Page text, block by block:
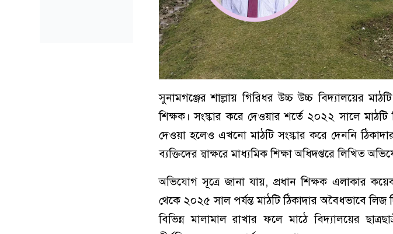
সুনামগঞ্জের শাল্লায় গিরিধর উচ্চ উচ্চ বিদ্যালয়ের
শিক্ষক। সংস্কার করে দেওয়ার শর্তে ২০২২ সালে মাঠটি
দেওয়া হলেও এখনো মাঠটি সংস্কার করে দেননি
ব্যক্তিদের স্বাক্ষরে মাধ্যমিক শিক্ষা অধিদপ্তরে লিখিত
অভিযোগ সূত্রে জানা যায়, প্রধান শিক্ষক এলাকার
থেকে ২০২৫ সাল পর্যন্ত মাঠটি ঠিকাদার অবৈধভাবে
বিভিন্ন মালামাল রাখার ফলে মাঠে বিদ্যালয়ের